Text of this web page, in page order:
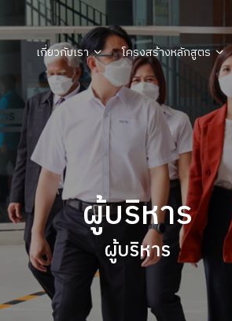
เกี่ยวกับเรา โครงสร้างหลักสูตร
ผู้บริหาร
ผู้บริหาร